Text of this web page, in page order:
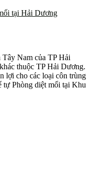
tại Hải Dương
Nam của TP Hải
thuộc TP Hải Dương.
lợi cho các loại côn trùng
tự Phòng diệt mối tại Khu